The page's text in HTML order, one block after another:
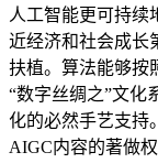
人工智能更可持续
近经济和社会成长
扶植。算法能够按
“数字丝绸之”文化
化的必然手艺支持
AIGC内容的著做